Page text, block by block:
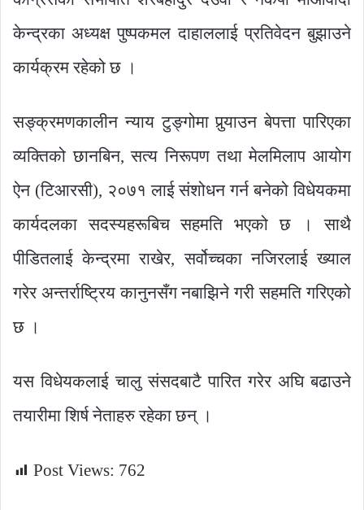
केन्द्रका अध्यक्ष पुष्पकमल दाहाललाई प्रतिवेदन बुझाउने
कार्यक्रम रहेको छ ।
सङ्क्रमणकालीन न्याय टुङ्गोमा पुर्‍याउन बेपत्ता पारिएका
व्यक्तिको छानबिन, सत्य निरूपण तथा मेलमिलाप आयोग
ऐन (टिआरसी), २०७१ लाई संशोधन गर्न बनेको विधेयकमा
कार्यदलका सदस्यहरूबिच सहमति भएको छ । साथै
पीडितलाई केन्द्रमा राखेर, सर्वोच्चका नजिरलाई ख्याल
गरेर अन्तर्राष्ट्रिय कानुनसँग नबाझिने गरी सहमति गरिएको
छ ।
यस विधेयकलाई चालु संसदबाटै पारित गरेर अघि बढाउने
तयारीमा शिर्ष नेताहरु रहेका छन् ।
Post Views: 762